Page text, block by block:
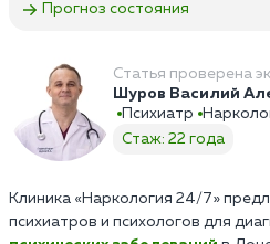
Прогноз состояния
Статья проверена
Шуров Василий
Психиатр
Стаж: 22 года
Клиника «Наркология 24/7»
психиатров и психологов для